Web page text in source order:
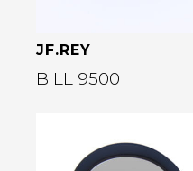
JF.REY
BILL 9500
Bekijk deze bril